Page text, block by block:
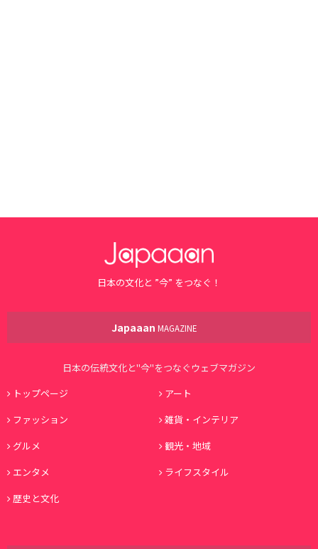
日本の文化と ”今” をつなぐ！
Japaaan MAGAZINE
日本の伝統文化と"今"をつなぐウェブマガジン
トップページ
アート
ファッション
雑貨・インテリア
グルメ
観光・地域
エンタメ
ライフスタイル
歴史と文化